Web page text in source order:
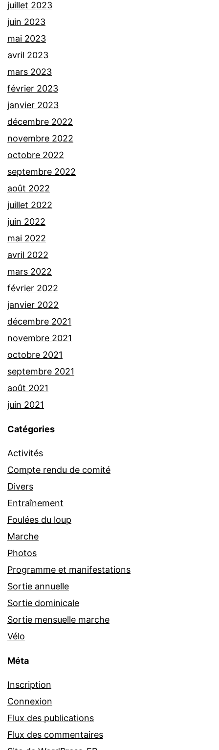
juillet 2023
juin 2023
mai 2023
avril 2023
mars 2023
février 2023
janvier 2023
décembre 2022
novembre 2022
octobre 2022
septembre 2022
août 2022
juillet 2022
juin 2022
mai 2022
avril 2022
mars 2022
février 2022
janvier 2022
décembre 2021
novembre 2021
octobre 2021
septembre 2021
août 2021
juin 2021
Catégories
Activités
Compte rendu de comité
Divers
Entraînement
Foulées du loup
Marche
Photos
Programme et manifestations
Sortie annuelle
Sortie dominicale
Sortie mensuelle marche
Vélo
Méta
Inscription
Connexion
Flux des publications
Flux des commentaires